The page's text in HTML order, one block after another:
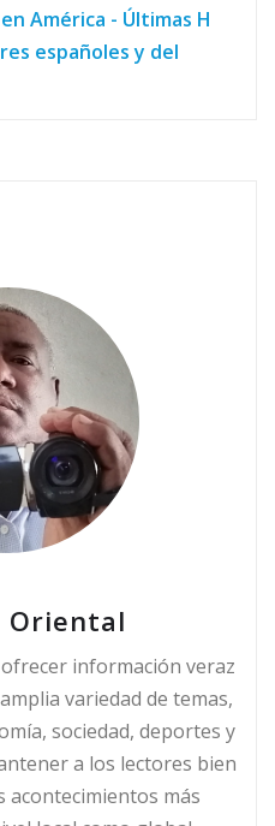
América - Últimas H
españoles y del
Oriental
información veraz
variedad de temas,
sociedad, deportes y
a los lectores bien
más